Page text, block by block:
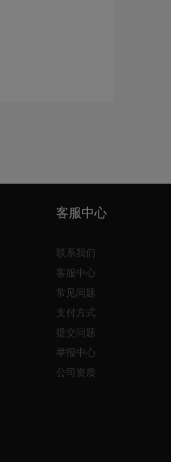
客服中心
联系我们
客服中心
常见问题
支付方式
提交问题
举报中心
公司资质